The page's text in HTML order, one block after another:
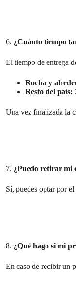
6. ¿Cuánto tiempo
El tiempo de entrega
Rocha y
Resto del país:
Una vez finalizada la
7. ¿Puedo retirar mi
Sí, puedes optar por
8. ¿Qué hago si mi
En caso de recibir un